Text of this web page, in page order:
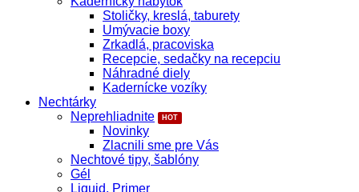
Stoličky, kreslá, taburety
Umývacie boxy
Zrkadlá, pracoviska
Recepcie, sedačky na recepciu
Náhradné diely
Kadernícke vozíky
Nechtárky
Neprehliadnite
Novinky
Zlacnili sme pre Vás
Nechtové tipy, šablóny
Gél
Liquid, Primer